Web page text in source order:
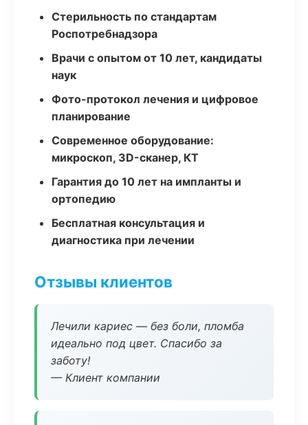
Стерильность по стандартам
Роспотребнадзора
Врачи с опытом от 10 лет, кандидаты
наук
Фото-протокол лечения и цифровое
планирование
Современное оборудование:
микроскоп, 3D-сканер, КТ
Гарантия до 10 лет на импланты и
ортопедию
Бесплатная консультация и
диагностика при лечении
Отзывы клиентов
Лечили кариес — без боли, пломба
идеально под цвет. Спасибо за
заботу!
— Клиент компании